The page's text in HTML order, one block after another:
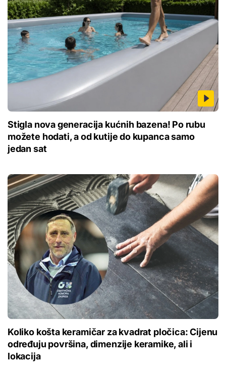
Stigla nova generacija kućnih bazena! Po rubu
možete hodati, a od kutije do kupanca samo
jedan sat
Koliko košta keramičar za kvadrat pločica: Cijenu
određuju površina, dimenzije keramike, ali i
lokacija